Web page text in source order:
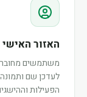
האזור האישי
משתמשים
לעדכן שם
הפעילות